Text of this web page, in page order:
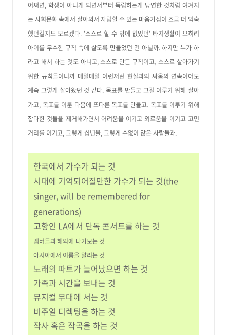
어쩌면, 학생이 아니게 되면서부터 독립하는게 당연한 것처럼 여겨지
는 사회문화 속에서 살아와서 자립할 수 있는 마음가짐이 조금 더 익숙
했던걸지도 모르겠다. '스스로 할 수 밖에 없었던' 타지생활이 오히려
아이를 무수한 규칙 속에 살도록 만들었던 건 아닐까. 하지만 누가 하
라고 해서 하는 것도 아니고, 스스로 만든 규칙이고, 스스로 살아가기
위한 규칙들이니까 매일매일 이런저런 현실과의 싸움의 연속이어도
계속 그렇게 살아왔던 것 같다. 목표를 만들고 그걸 이루기 위해 살아
가고, 목표를 이룬 다음에 또다른 목표를 만들고. 목표를 이루기 위해
잡다한 것들을 제거해가면서 어려움을 이기고 외로움을 이기고 고민
거리를 이기고, 그렇게 십년을, 그렇게 수없이 많은 사람들과.
한국에서 가수가 되는 것
시대에 기억되어질만한 가수가 되는 것(the
singer, will be remembered for
generations)
고향인 LA에서 단독 콘서트를 하는 것
멤버들과 해외에 나가보는 것
아시아에서 이름을 알리는 것
노래의 파트가 늘어났으면 하는 것
가족과 시간을 보내는 것
뮤지컬 무대에 서는 것
비주얼 디렉팅을 하는 것
작사 혹은 작곡을 하는 것